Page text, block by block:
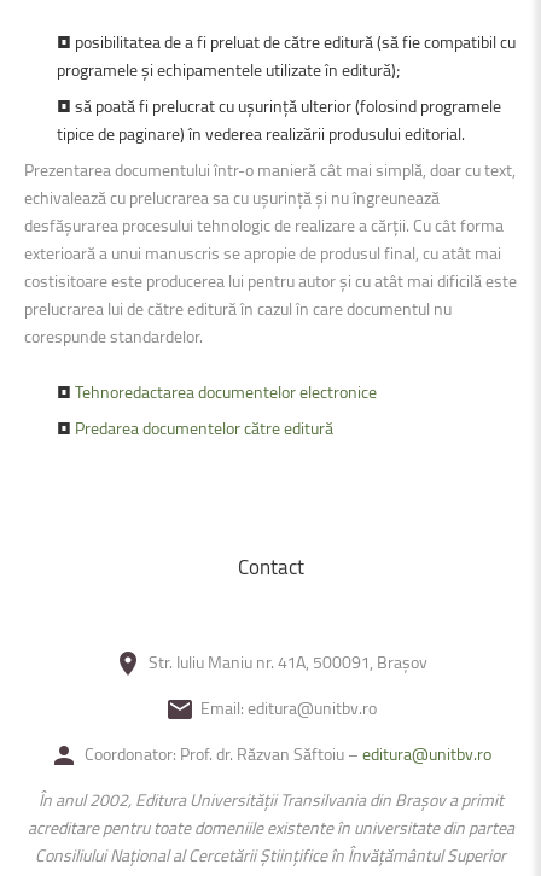
• posibilitatea de a fi preluat de către editură (să fie compatibil cu
programele şi echipamentele utilizate în editură);
• să poată fi prelucrat cu uşurință ulterior (folosind programele
tipice de paginare) în vederea realizării produsului editorial.
Prezentarea documentului într-o manieră cât mai simplă, doar cu text,
echivalează cu prelucrarea sa cu uşurință şi nu îngreunează
desfăşurarea procesului tehnologic de realizare a cărții. Cu cât forma
exterioară a unui manuscris se apropie de produsul final, cu atât mai
costisitoare este producerea lui pentru autor şi cu atât mai dificilă este
prelucrarea lui de către editură în cazul în care documentul nu
corespunde standardelor.
•Tehnoredactarea documentelor electronice
• Predarea documentelor către editură
Contact
Str. Iuliu Maniu nr. 41A, 500091, Brașov
Email: editura@unitbv.ro
Coordonator: Prof. dr. Răzvan Săftoiu –editura@unitbv.ro
În anul 2002, Editura Universității Transilvania din Braşov a primit
acreditare pentru toate domeniile existente în universitate din partea
Consiliului Național al Cercetării Ştiințifice în Învățământul Superior